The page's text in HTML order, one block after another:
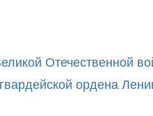
Отечественной
ордена